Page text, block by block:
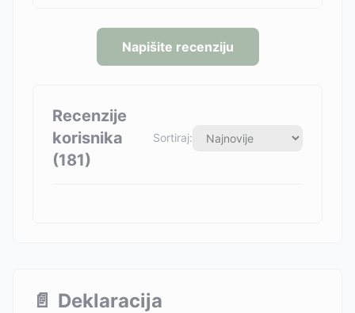
Napišite recenziju
Recenzije
korisnika
(181)
Sortiraj:
📄 Deklaracija